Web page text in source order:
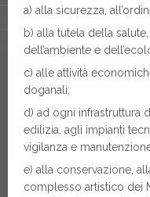
a) alla sicurezza,
b) alla tutela della
dell’ambiente e
c) alle attività
doganali;
d) ad ogni infrastruttura
edilizia, agli impianti
vigilanza e
e) alla conservazione,
complesso artistico dei